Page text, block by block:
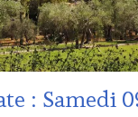
: Samedi